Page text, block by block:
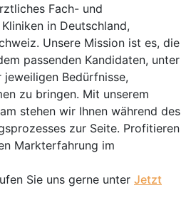
Fach- und
in Deutschland,
Unsere Mission ist es, die
passenden Kandidaten, unter
Bedürfnisse,
zu bringen. Mit unserem
stehen wir Ihnen während des
zur Seite. Profitieren
Markterfahrung im
Sie uns gerne unter Jetzt